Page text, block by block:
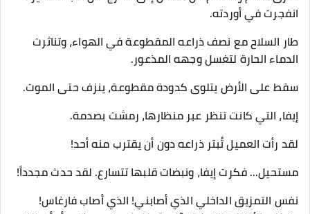
انفجرت في أوردته.
طار السلاح مع نصف ذراعه المقطوعة في الهواء، وتناثرت
الدماء الحارة لتغسل وجهه المذعور.
سقط على الأرض يتلوى كدودة مقطوعة، ينزف حتى الموت.
​إيفا، التي كانت تنظر عبر منظارها، رمشت بصدمة.
لقد رأت العميل تُبتر ذراعه دون أن يقترب منه أحد!
​مستحيل... فكرت إيفا، ونبضات قلبها تتسارع. لقد حدث مجدداً!
نفس التمزيق الداخلي الذي أصابني! الذي أصاب فارغاس!